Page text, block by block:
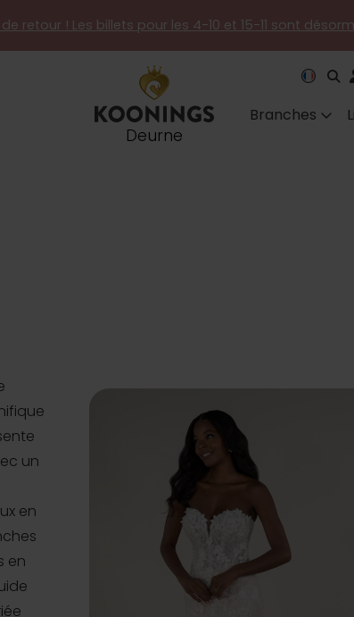
retour ! Les billets pour les 4-10 et 15-11 sont
Deurne
Branches
un
en
en